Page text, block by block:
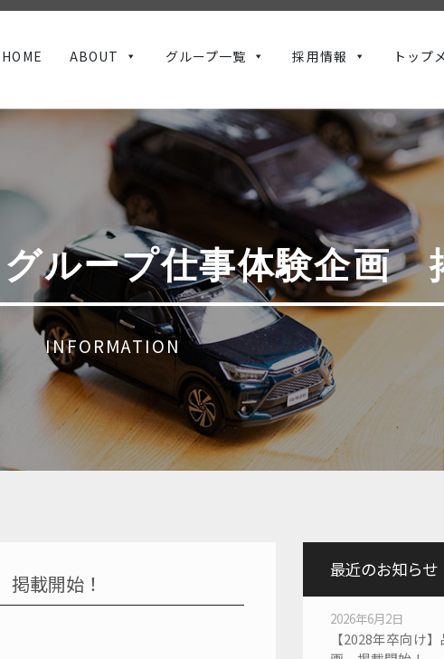
HOME ABOUT グループ一覧 採用情報 トップ
ループ仕事体験企画
INFORMATION
載開始！
最近のお知らせ
2026年6月2日
【2028年卒向け